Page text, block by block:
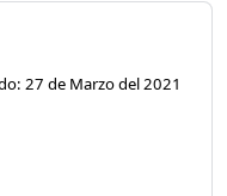
27 de Marzo del 2021